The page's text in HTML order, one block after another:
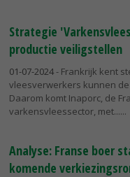
Strategie
productie veiligstellen
01-07-2024- Frankrijk kent
vleesverwerkers kunnen
Daarom komt Inaporc, de
varkensvleessector, met...
Analyse: Franse boer
komende